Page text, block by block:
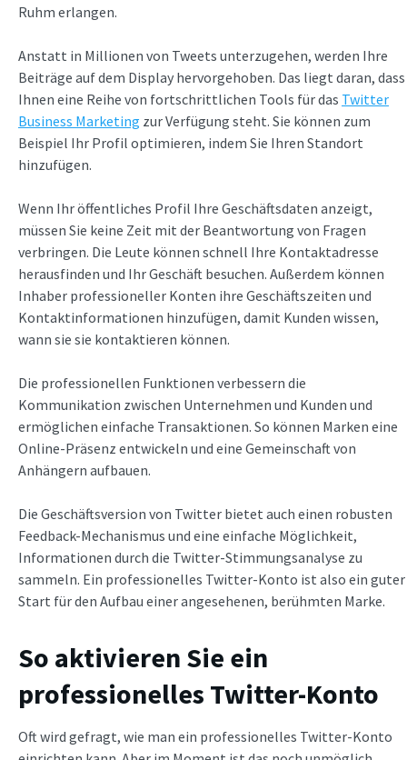
Ruhm erlangen.
Anstatt in Millionen von Tweets unterzugehen, werden Ihre
Beiträge auf dem Display hervorgehoben. Das liegt daran, dass
Ihnen eine Reihe von fortschrittlichen Tools für das Twitter
Business Marketing zur Verfügung steht. Sie können zum
Beispiel Ihr Profil optimieren, indem Sie Ihren Standort
hinzufügen.
Wenn Ihr öffentliches Profil Ihre Geschäftsdaten anzeigt,
müssen Sie keine Zeit mit der Beantwortung von Fragen
verbringen. Die Leute können schnell Ihre Kontaktadresse
herausfinden und Ihr Geschäft besuchen. Außerdem können
Inhaber professioneller Konten ihre Geschäftszeiten und
Kontaktinformationen hinzufügen, damit Kunden wissen,
wann sie sie kontaktieren können.
Die professionellen Funktionen verbessern die
Kommunikation zwischen Unternehmen und Kunden und
ermöglichen einfache Transaktionen. So können Marken eine
Online-Präsenz entwickeln und eine Gemeinschaft von
Anhängern aufbauen.
Die Geschäftsversion von Twitter bietet auch einen robusten
Feedback-Mechanismus und eine einfache Möglichkeit,
Informationen durch die Twitter-Stimmungsanalyse zu
sammeln. Ein professionelles Twitter-Konto ist also ein guter
Start für den Aufbau einer angesehenen, berühmten Marke.
So aktivieren Sie ein
professionelles Twitter-Konto
Oft wird gefragt, wie man ein professionelles Twitter-Konto